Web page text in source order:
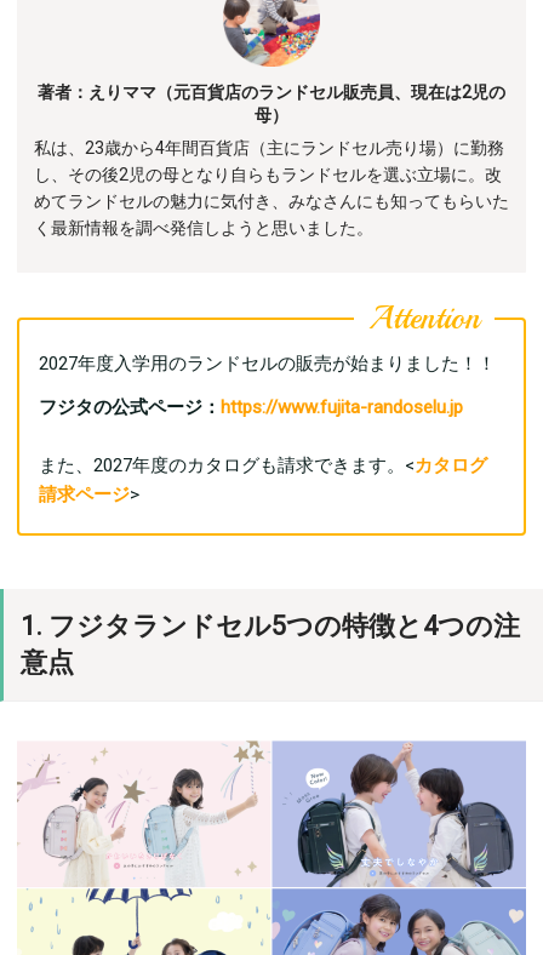
著者：えりママ（元百貨店のランドセル販売員、現在は2児の
母）
私は、23歳から4年間百貨店（主にランドセル売り場）に勤務
し、その後2児の母となり自らもランドセルを選ぶ立場に。改
めてランドセルの魅力に気付き、みなさんにも知ってもらいた
く最新情報を調べ発信しようと思いました。
2027年度入学用のランドセルの販売が始まりました！！
フジタの公式ページ： https://www.fujita-randoselu.jp
また、2027年度のカタログも請求できます。<カタログ
請求ページ>
1. フジタランドセル5つの特徴と4つの注
意点